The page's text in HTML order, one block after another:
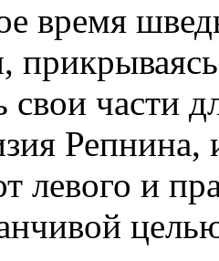
время
свои части
Репнина,
левого и